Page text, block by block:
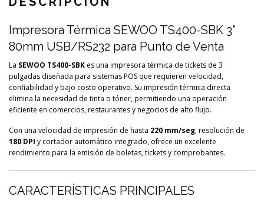
Impresora Térmica SEWOO TS400-SBK 3”
80mm USB/RS232 para Punto de Venta
La SEWOO TS400-SBK es una impresora térmica de tickets de 3
pulgadas diseñada para sistemas POS que requieren velocidad,
confiabilidad y bajo costo operativo. Su impresión térmica directa
elimina la necesidad de tinta o tóner, permitiendo una operación
eficiente en comercios, restaurantes y negocios de alto flujo.
Con una velocidad de impresión de hasta 220 mm/seg, resolución de
180 DPI y cortador automático integrado, ofrece un excelente
rendimiento para la emisión de boletas, tickets y comprobantes.
CARACTERÍSTICAS PRINCIPALES